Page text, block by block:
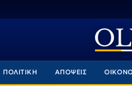
ΠΟΛΙΤΙΚΗ ΑΠΟΨΕΙΣ